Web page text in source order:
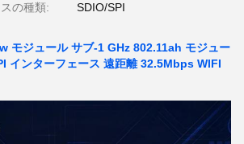
の種類: SDIO/SPI
モジュール サブ-1 GHz 802.11ah モジュー
インターフェース 遠距離 32.5Mbps WIFI